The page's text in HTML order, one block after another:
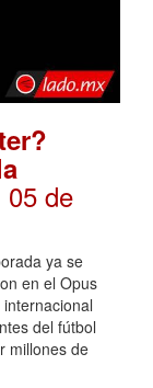
05 de
ya se
en el Opus
del fútbol
millones de